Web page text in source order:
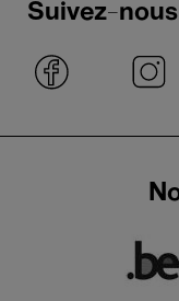
Suivez-nous